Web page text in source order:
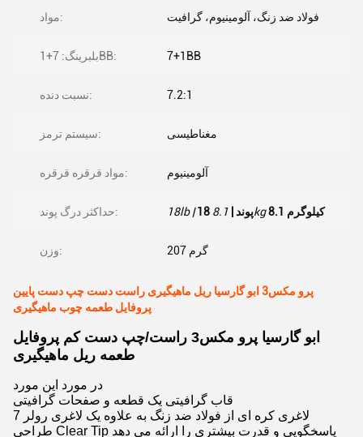
مواد: فولاد ضد زنگ، آلومینیوم، گرافیت
بلبرینگ: 7+1BB: 7+1BB
نسبت دنده: 7.2:1
سیستم ترمز: مغناطیسی
مواد قرقره قرقره: آلومینیوم
حداکثر درگ پوند: 18lb | 18 پوند |8.1kg 8.1 کیلوگرم
وزن: 207 گرم
پرو مکس3 ابو گارسیا ریل ماهیگیری راست دست چپ دست پایین
پروفایل طعمه چوب ماهیگیری
ابو گارسیا پرو مکس3 راست/چپ دست کم پروفایل
طعمه ریل ماهیگیری
در مورد اين مورد
قاب گرافیتی یک قطعه و صفحات گرافیتی
7 لاغری کره ای از فولاد ضد زنگ به علاوه یک لاغری رولر
طراحی Clear Tip پاسخگویی و قدرت بیشتری را ارائه می دهد